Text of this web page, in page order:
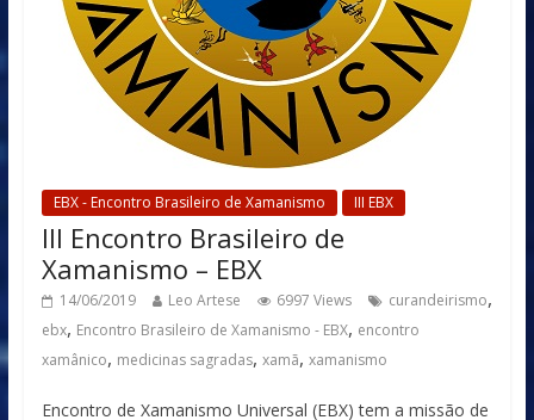
EBX - Encontro Brasileiro de Xamanismo III EBX
III Encontro Brasileiro de
Xamanismo – EBX
14/06/2019 Leo Artese 6997 Views curandeirismo,
ebx, Encontro Brasileiro de Xamanismo - EBX, encontro
xamânico, medicinas sagradas, xamã, xamanismo
Encontro de Xamanismo Universal (EBX) tem a missão de